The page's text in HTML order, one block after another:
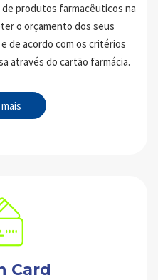
de produtos farmacêuticos na
o orçamento dos seus
de acordo com os critérios
através do cartão farmácia.
Card